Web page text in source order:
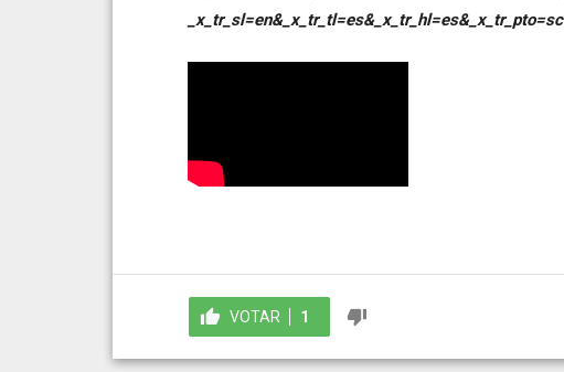
_x_tr_sl=en&_x_tr_tl=es&_x_tr_hl=es&_x_tr_pto=sc
VOTAR 1